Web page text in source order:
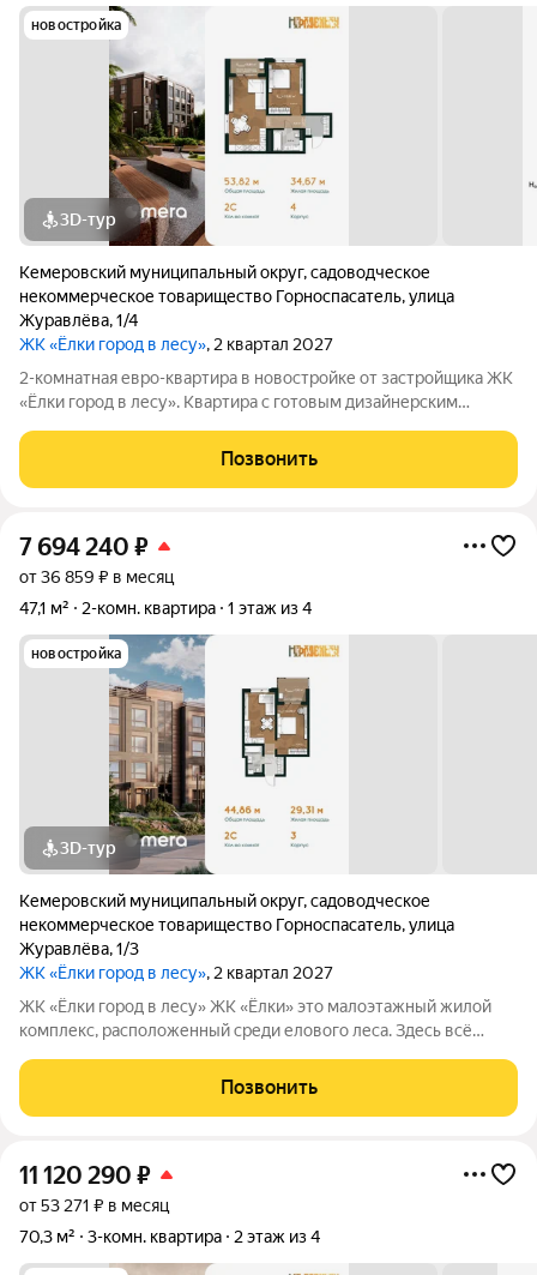
новостройка
3D-тур
Кемеровский муниципальный округ,садоводческое
некоммерческое товарищество Горноспасатель,улица
Журавлёва,1/4
ЖК «Ёлки город в лесу», 2 квартал 2027
2-комнатная евро-квартира в новостройке от застройщика ЖК
«Ёлки город в лесу». Квартира с готовым дизайнерским
санузлом. Формат «заезжай и живи» без ремонта, шума и
дополнительных затрат.
Позвонить
7 694 240 ₽
от 36 859 ₽ в месяц
47,1 м²
2-комн. квартира 1 этаж из 4
новостройка
3D-тур
Кемеровский муниципальный округ,садоводческое
некоммерческое товарищество Горноспасатель,улица
Журавлёва,1/3
ЖК «Ёлки город в лесу», 2 квартал 2027
ЖК «Ёлки город в лесу» ЖК «Ёлки» это малоэтажный жилой
комплекс, расположенный среди елового леса. Здесь всё
лишних забот. Главное преимущество проекта готовые
квартиры для жизни с первого
Позвонить
11 120 290 ₽
от 53 271 ₽ в месяц
70,3 м²
3-комн. квартира 2 этаж из 4